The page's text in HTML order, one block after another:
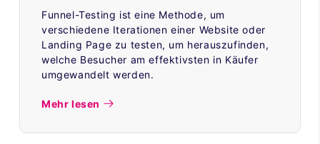
Funnel-Testing ist eine Methode, um
verschiedene Iterationen einer Website oder
Landing Page zu testen, um herauszufinden,
welche Besucher am effektivsten in Käufer
umgewandelt werden.
Mehr lesen